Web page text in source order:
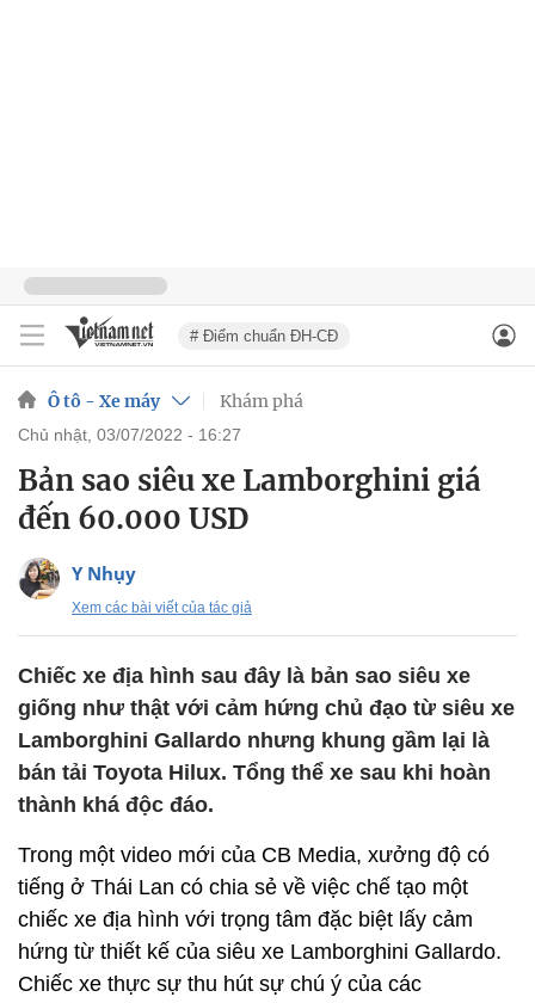
# Điểm chuẩn ĐH-CĐ
Ô tô - Xe máy Khám phá
chủ nhật, 03/07/2022 - 16:27
Bản sao siêu xe Lamborghini giá
đến 60.000 USD
Y Nhụy
Xem các bài viết của tác giả
Chiếc xe địa hình sau đây là bản sao siêu xe
giống như thật với cảm hứng chủ đạo từ siêu xe
Lamborghini Gallardo nhưng khung gầm lại là
bán tải Toyota Hilux. Tổng thể xe sau khi hoàn
thành khá độc đáo.
Trong một video mới của CB Media, xưởng độ có
tiếng ở Thái Lan có chia sẻ về việc chế tạo một
chiếc xe địa hình với trọng tâm đặc biệt lấy cảm
hứng từ thiết kế của siêu xe Lamborghini Gallardo.
Chiếc xe thực sự thu hút sự chú ý của các